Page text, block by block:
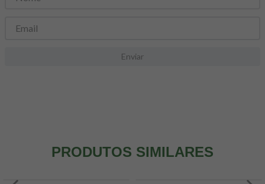
Enviar
PRODUTOS SIMILARES
8º snack proteico mundo verde
9 psyllium